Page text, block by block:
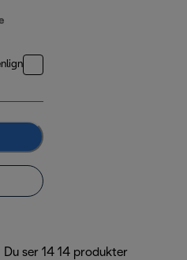
Du ser 14 14 produkter